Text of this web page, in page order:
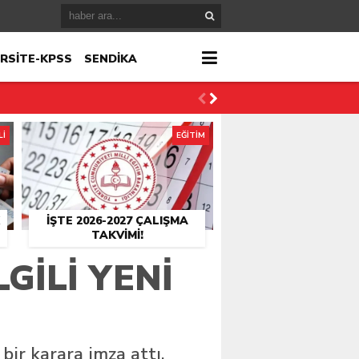
KPSS SENDİKA
İŞTE 2026-2027 ÇALIŞMA
TAKVIMI!
EĞİTİM
YENI
karara imza attı.